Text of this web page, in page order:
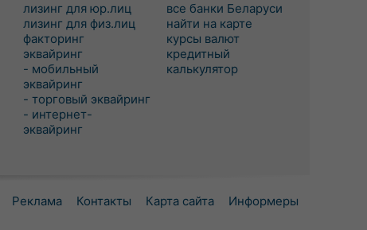
лизинг для юр.лиц
лизинг для физ.лиц
факторинг
эквайринг
- мобильный
эквайринг
- торговый эквайринг
- интернет-
эквайринг
все банки Беларуси
найти на карте
курсы валют
кредитный
калькулятор
Реклама Контакты Карта сайта Информеры